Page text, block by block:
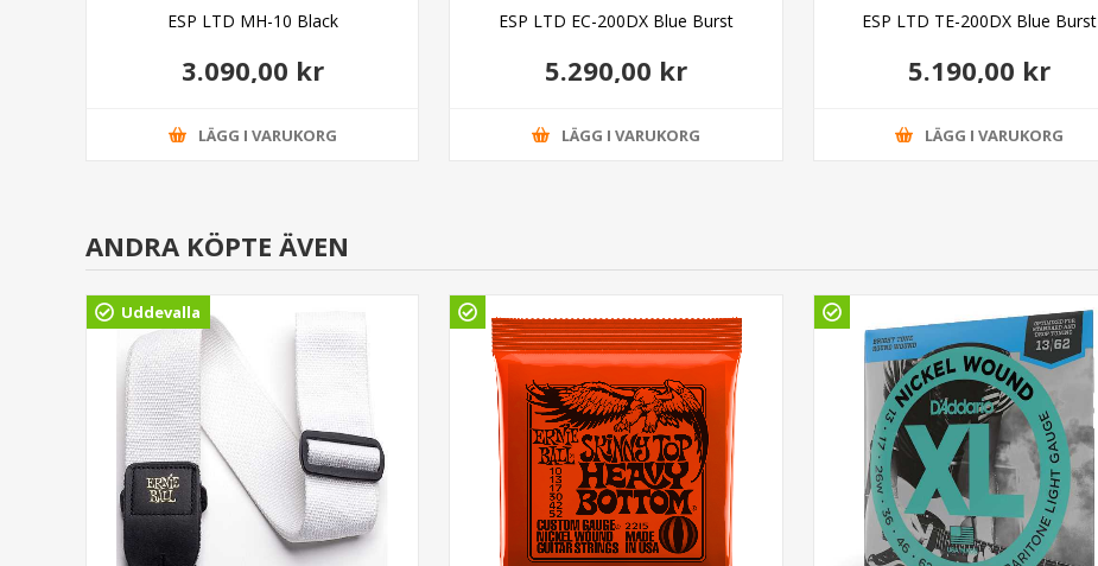
ESP LTD MH-10 Black
3.090,00 kr
LÄGG I VARUKORG
ESP LTD EC-200DX Blue Burst
5.290,00 kr
LÄGG I VARUKORG
ESP LTD TE-200DX Blue Burst
5.190,00 kr
LÄGG I VARUKORG
ANDRA KÖPTE ÄVEN
Uddevalla